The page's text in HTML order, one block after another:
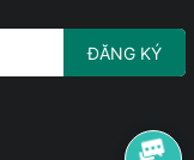
ĐĂNG KÝ